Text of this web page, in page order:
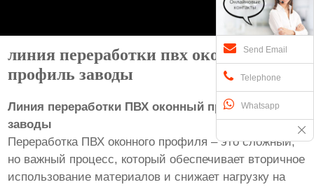
линия переработки пвх оконный
профиль заводы
Линия переработки ПВХ оконный профиль:
заводы
Переработка ПВХ оконного профиля – это сложный,
но важный процесс, который обеспечивает вторичное
использование материалов и снижает нагрузку на
Send Email
Telephone
Whatsapp